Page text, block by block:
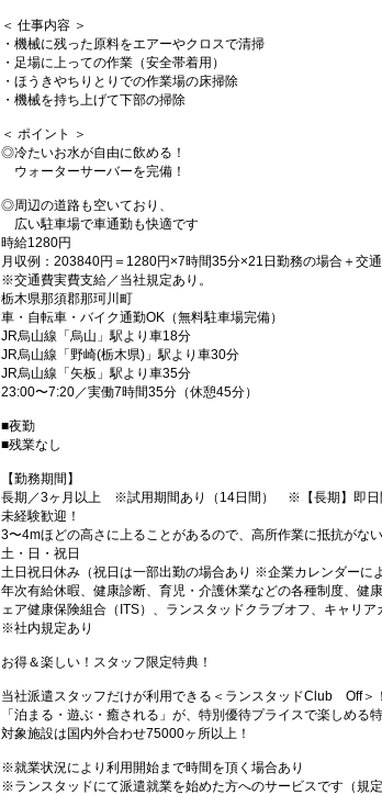
＜ 仕事内容 ＞
・機械に残った原料をエアーやクロスで清掃
・足場に上っての作業（安全帯着用）
・ほうきやちりとりでの作業場の床掃除
・機械を持ち上げて下部の掃除
＜ ポイント ＞
◎冷たいお水が自由に飲める！
ウォーターサーバーを完備！
◎周辺の道路も空いており、
広い駐車場で車通勤も快適です
時給1280円
月収例：203840円＝1280円×7時間35分×21日勤務の場合＋交
※交通費実費支給／当社規定あり。
栃木県那須郡那珂川町
車・自転車・バイク通勤OK（無料駐車場完備）
JR烏山線「烏山」駅より車18分
JR烏山線「野崎(栃木県)」駅より車30分
JR烏山線「矢板」駅より車35分
23:00〜7:20／実働7時間35分（休憩45分）
■夜勤
■残業なし
【勤務期間】
長期／3ヶ月以上 ※試用期間あり（14日間） ※【長期】即日
未経験歓迎！
3〜4mほどの高さに上ることがあるので、高所作業に抵抗がな
土・日・祝日
土日祝日休み（祝日は一部出勤の場合あり ※企業カレンダーによ
年次有給休暇、健康診断、育児・介護休業などの各種制度、健
ェア健康保険組合（ITS）、ランスタッドクラブオフ、キャリ
※社内規定あり
お得＆楽しい！スタッフ限定特典！
当社派遣スタッフだけが利用できる＜ランスタッドClub Off＞！
「泊まる・遊ぶ・癒される」が、特別優待プライスで楽しめる特
対象施設は国内外合わせ75000ヶ所以上！
※就業状況により利用開始まで時間を頂く場合あり
※ランスタッドにて派遣就業を始めた方へのサービスです（規定